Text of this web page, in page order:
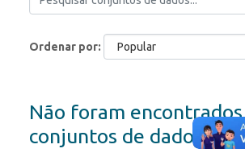
Ordenar por
Não foram encontrados
conjuntos de dados